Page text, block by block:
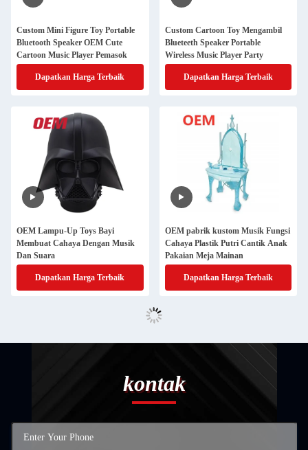
Custom Mini Figure Toy Portable
Bluetooth Speaker OEM Cute
Cartoon Music Player Pemasok
Dapatkan Harga Terbaik
Custom Cartoon Toy Mengambil
Blueteeth Speaker Portable
Wireless Music Player Party
Dapatkan Harga Terbaik
OEM Lampu-Up Toys Bayi
Membuat Cahaya Dengan Musik
Dan Suara
Dapatkan Harga Terbaik
OEM pabrik kustom Musik Fungsi
Cahaya Plastik Putri Cantik Anak
Pakaian Meja Mainan
Dapatkan Harga Terbaik
kontak